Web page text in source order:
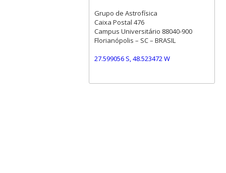
Grupo de Astrofísica
Caixa Postal 476
Campus Universitário 88040-900
Florianópolis – SC – BRASIL
27.599056 S, 48.523472 W